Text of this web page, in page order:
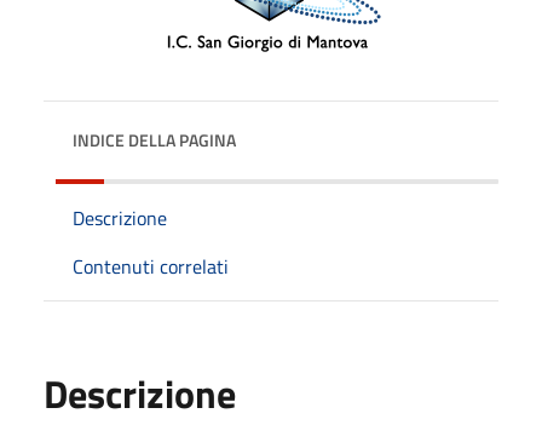
INDICE DELLA PAGINA
Descrizione
Contenuti correlati
Descrizione